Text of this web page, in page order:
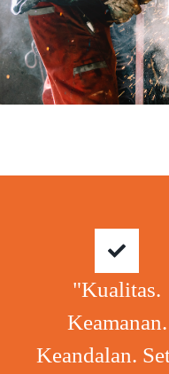
"Kualitas.
Keamanan.
Keandalan.